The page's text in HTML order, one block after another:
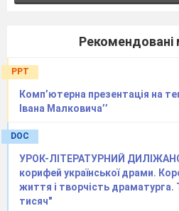
Б Доброзичливе ставлення
Голобородька).
В Образ матері-трудівниці,
В. Підпалого «Матері»).
Рекомендовані
PPT
Комп’ютерна презентація на
Івана Малковича’’
DOC
УРОК-ЛІТЕРАТУРНИЙ ДИЛІЖАНС
корифей української драми.
життя і творчість драматурга.
тисяч"